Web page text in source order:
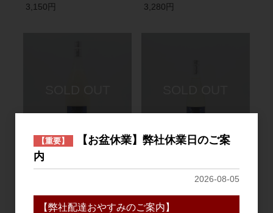
3,150円 3,280円
日本酒
三井の寿 冬純米活性にご
3,040円
三井の寿 冬純米活性にご
り NEVE(ネーベ) 720ml
1,520円
【重要】
【お盆休業】弊社休業日のご案
内
2026-08-05
【弊社配達おやすみのご案内】